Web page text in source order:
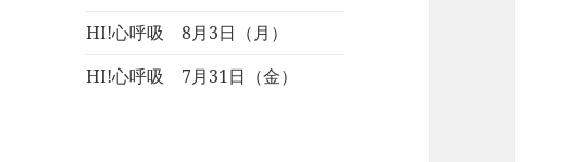
HI!心呼吸 8月3日（月）
HI!心呼吸 7月31日（金）